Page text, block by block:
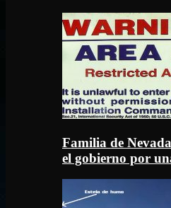
Familia de
el gobierno por